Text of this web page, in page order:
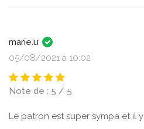
marie.u
05/08/2021 à 10:02
Note de : 5 / 5
Le patron est super sympa et il